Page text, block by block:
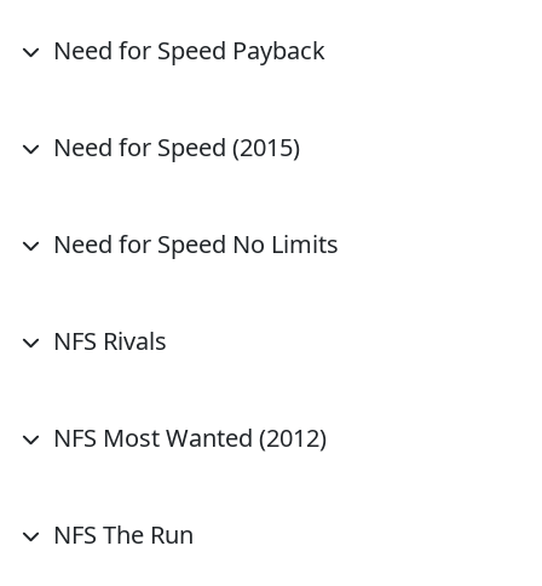
Need for Speed Payback
Need for Speed (2015)
Need for Speed No Limits
NFS Rivals
NFS Most Wanted (2012)
NFS The Run